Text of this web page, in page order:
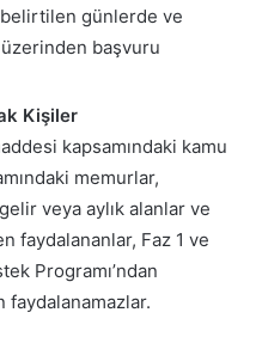
günlerde ve
başvuru
Kişiler
kapsamındaki kamu
memurlar,
veya aylık alanlar ve
faydalananlar, Faz 1 ve
Programı’ndan